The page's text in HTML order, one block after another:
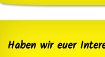
Haben wir euer